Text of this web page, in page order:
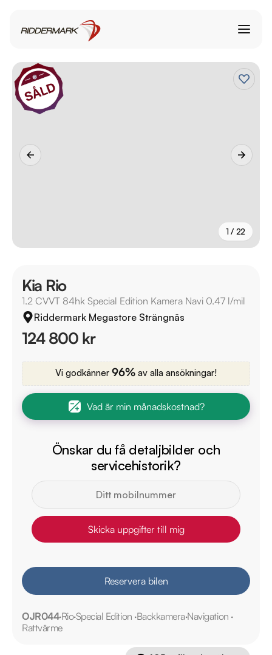
1 / 22
Kia Rio
1.2 CVVT 84hk Special Edition Kamera Navi 0.47 l/mil
Riddermark Megastore Strängnäs
124 800 kr
Vi godkänner 96% av alla ansökningar!
Vad är min månadskostnad?
Önskar du få detaljbilder och
servicehistorik?
Skicka uppgifter till mig
Reservera bilen
OJR044RioSpecial Edition BackkameraNavigation
Rattvärme